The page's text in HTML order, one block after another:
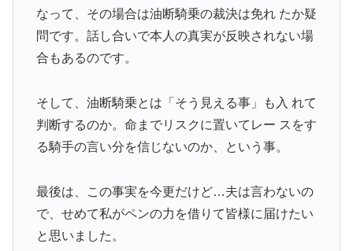
なって、その場合は油断騎乗の裁決は免れ たか疑
問です。話し合いで本人の真実が反映されない場
合もあるのです。
そして、油断騎乗とは「そう見える事」も入 れて
判断するのか。命までリスクに置いてレー スをす
る騎手の言い分を信じないのか、という事。
最後は、この事実を今更だけど…夫は言わないの
で、せめて私がペンの力を借りて皆様に届けたい
と思いました。